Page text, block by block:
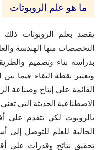
ما هو علم الروبوتات
يقصد بعلم الروبوتات
التخصصات منها الهندسة
بدراسة بناء وتصميم
وتعتبر نقطة التقاء فيما بين
القائمة على إنتاج وصناعة
الاصطناعية الحديثة التي
بالروبوت لكي تتقدم على
الحالية للعلم للتوصل
تحقيق نتائج وقدرات على